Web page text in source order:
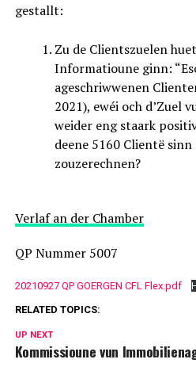
gestallt:
Zu de Clientszuelen
Informatioune ginn:
ageschriwwenen
2021), ewéi och d’Zuel
weider eng staark
deene 5160 Clientë sinn
zouzerechnen?
Verlaf an der Chamber
QP Nummer 5007
20210927 QP GOERGEN CFL Flex.pdf
RELATED TOPICS:
UP NEXT
Kommissioune vun